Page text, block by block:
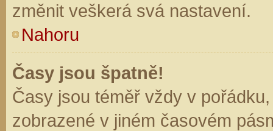
změnit veškerá svá nastavení.
Nahoru
Časy jsou špatně!
Časy jsou téměř vždy v
zobrazené v jiném časovém